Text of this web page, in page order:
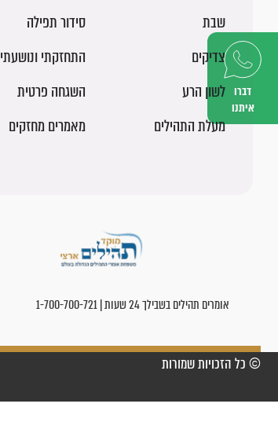
דברו
איתנו
שבת
צדיקים
לשון הרע
מעלת התהילים
סידור תפילה
התחזקתי ונושעתי
השגחה פרטית
מאמרים מחזקים
אומרים תהילים בשבילך 24 שעות | 1-700-700-721
© כל הזכויות שמורות